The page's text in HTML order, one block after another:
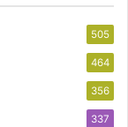
505
464
356
337